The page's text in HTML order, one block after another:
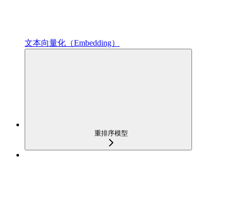
文本向量化（Embedding）
重排序模型